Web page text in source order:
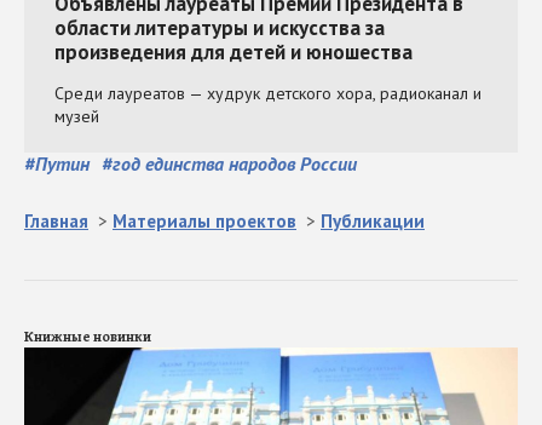
#Путин #год единства народов России
Главная > Материалы проектов > Публикации
Книжные новинки